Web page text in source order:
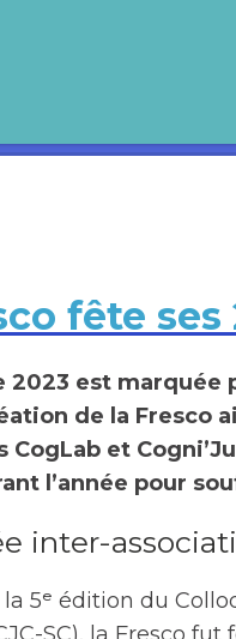
fête ses
2023 est marquée
de la Fresco
CogLab et
l’année pour
inter-
5ᵉ édition du